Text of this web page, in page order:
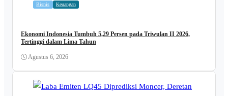
Bisnis Keuangan
Ekonomi Indonesia Tumbuh 5,29 Persen pada Triwulan II 2026,
Tertinggi dalam Lima Tahun
Agustus 6, 2026